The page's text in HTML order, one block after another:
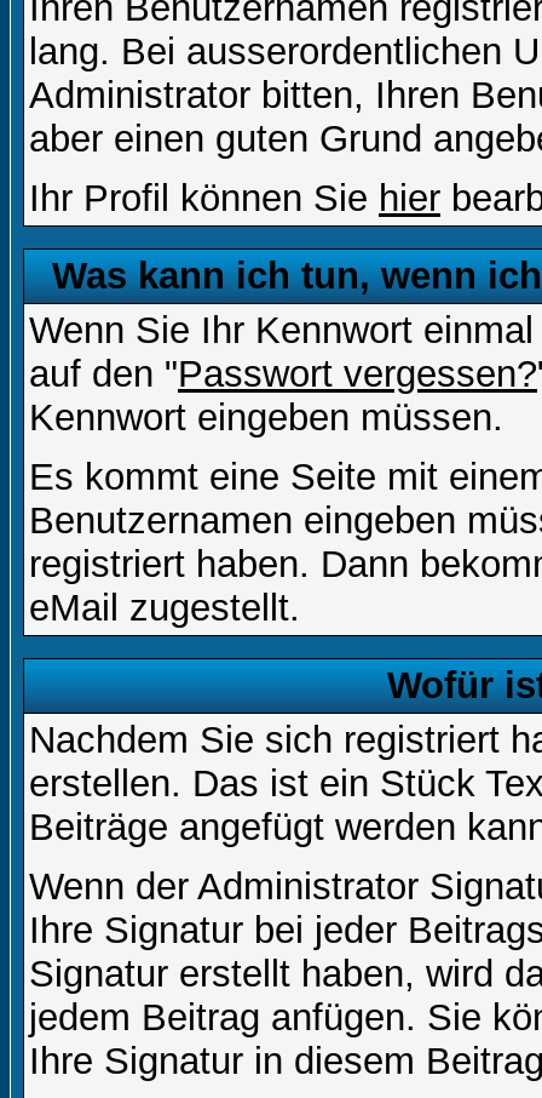
lang. Bei ausserordentlichen
Administrator bitten, Ihren
aber einen guten Grund
Ihr Profil können Sie hier
Was kann ich tun, wenn
Wenn Sie Ihr Kennwort
auf den "Passwort vergessen?
Kennwort eingeben müssen.
Es kommt eine Seite mit
Benutzernamen eingeben
registriert haben. Dann
eMail zugestellt.
Wofür
Nachdem Sie sich registriert
erstellen. Das ist ein Stück
Beiträge angefügt werden
Wenn der Administrator
Ihre Signatur bei jeder
Signatur erstellt haben, wird
jedem Beitrag anfügen. Sie
Ihre Signatur in diesem